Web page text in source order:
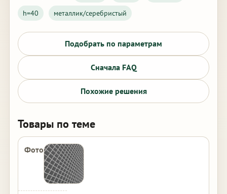
h=40
металлик/серебристый
Подобрать по параметрам
Сначала FAQ
Похожие решения
Товары по теме